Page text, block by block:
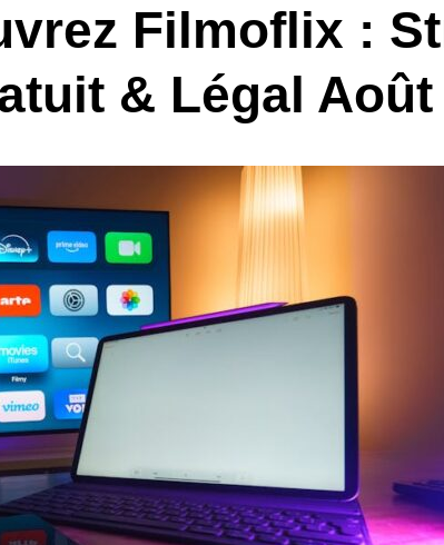
Filmoflix :
& Légal Août